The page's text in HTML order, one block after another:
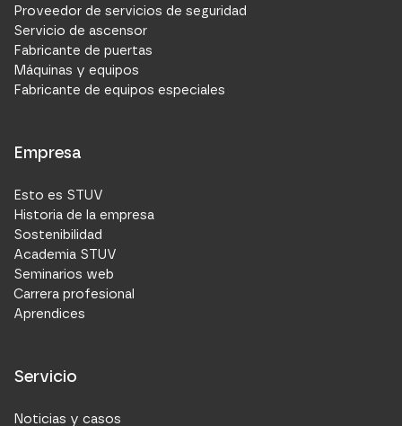
Proveedor de servicios de seguridad
Servicio de ascensor
Fabricante de puertas
Máquinas y equipos
Fabricante de equipos especiales
Empresa
Esto es STUV
Historia de la empresa
Sostenibilidad
Academia STUV
Seminarios web
Carrera profesional
Aprendices
Servicio
Noticias y casos